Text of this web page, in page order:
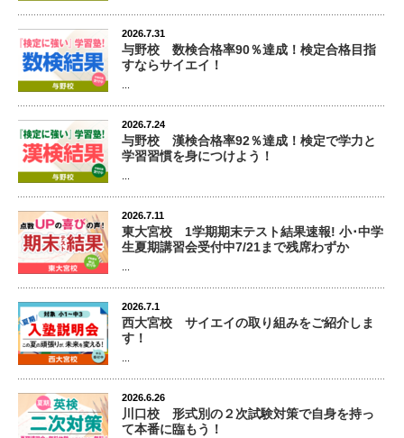
2026.7.31
与野校 数検合格率90％達成！検定合格目指
すならサイエイ！
2026.7.24
与野校 漢検合格率92％達成！検定で学力と
学習習慣を身につけよう！
2026.7.11
東大宮校 1学期期末テスト結果速報! 小･中学
生夏期講習会受付中7/21まで残席わずか
2026.7.1
西大宮校 サイエイの取り組みをご紹介しま
す！
2026.6.26
川口校 形式別の２次試験対策で自身を持っ
て本番に臨もう！